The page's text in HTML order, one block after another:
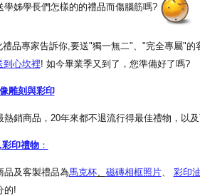
學姊學長們怎樣的的禮品而傷腦筋嗎?
品專家告訴你,要送"獨一無二"、"完全專屬"的
到心坎裡! 如今畢業季又到了，您準備好了嗎?
雕刻與彩印
熱銷商品，20年來都不退流行得最佳禮物，以
印禮物：
品及客製禮品為馬克杯、 磁磚相框照片、 彩印
的!